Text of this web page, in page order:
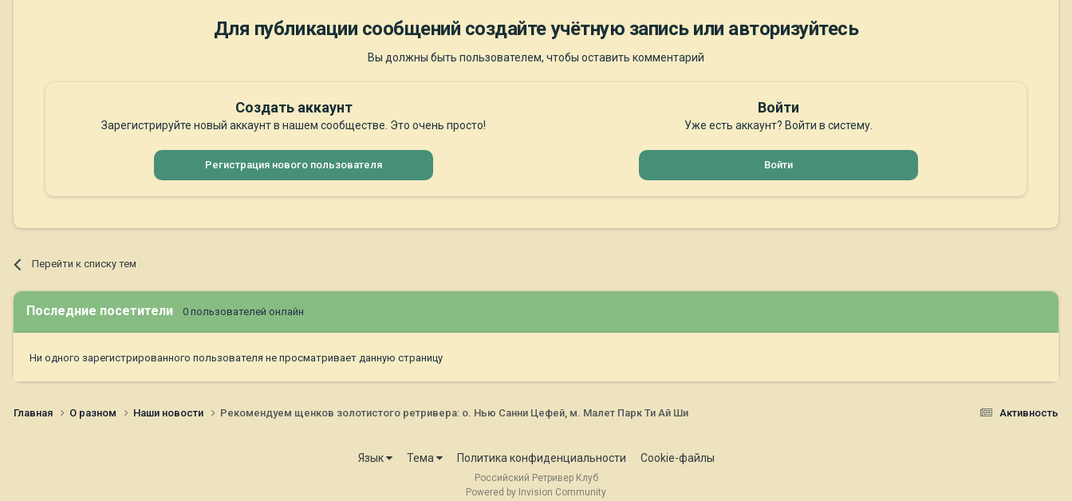
Для публикации сообщений создайте учётную запись или авторизуйтесь
Вы должны быть пользователем, чтобы оставить комментарий
Создать аккаунт
Зарегистрируйте новый аккаунт в нашем сообществе. Это очень просто!
Регистрация нового пользователя
Войти
Уже есть аккаунт? Войти в систему.
Войти
Перейти к списку тем
Последние посетители 0 пользователей онлайн
Ни одного зарегистрированного пользователя не просматривает данную страницу
Активность
Главная О разном Наши новости Рекомендуем щенков золотистого ретривера: о. Нью Санни Цефей, м. Малет Парк Ти Ай Ши
Язык Тема Политика конфиденциальности Cookie-файлы
Российский Ретривер Клуб
Powered by Invision Community